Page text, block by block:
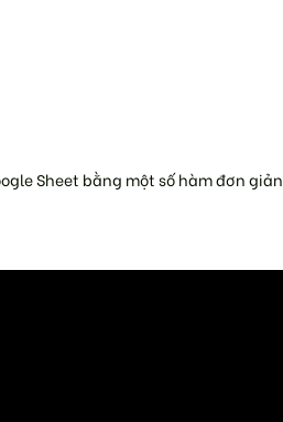
Sheet bằng một số hàm đơn giản